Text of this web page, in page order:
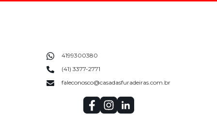
4199300380
(41) 3377-2771
faleconosco@casadasfuradeiras.com.br